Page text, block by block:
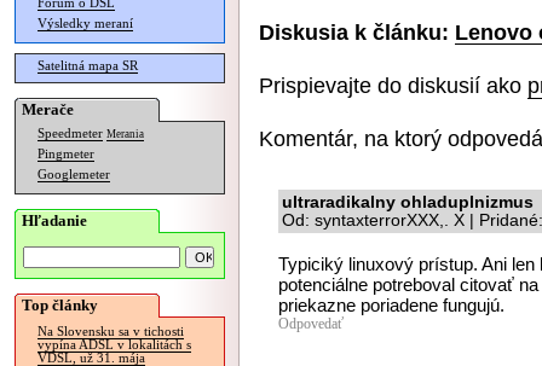
Fórum o DSL
Výsledky meraní
Satelitná mapa SR
Merače
Speedmeter Merania
Pingmeter
Googlemeter
Hľadanie
Top články
Na Slovensku sa v tichosti
vypína ADSL v lokalitách s
VDSL, už 31. mája
Diskusia k článku: Lenovo
Prispievajte do diskusií ako
Komentár, na ktorý
ultraradikalny ohladuplnizmus
Od: syntaxterrorXXX,. X |
Typiciký linuxový prístup. Ani
potenciálne potreboval citovať
priekazne poriadene fungujú.
Odpovedať